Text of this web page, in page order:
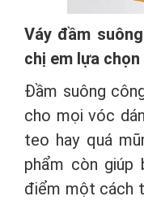
Váy đầm
chị em lựa chọn
Đầm suông
cho mọi vóc
teo hay quá
phẩm còn giúp
điểm một cách